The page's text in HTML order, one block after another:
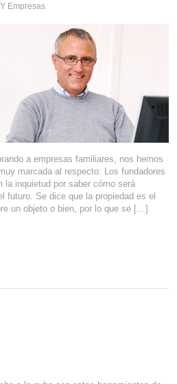
DE CONTENIDOS
PRODUCTOS
Empresas
a empresas familiares, nos hemos
marcada al respecto: Los fundadores
la inquietud por saber cómo será
futuro. Se dice que la propiedad es el
un objeto o bien, por lo que se […]